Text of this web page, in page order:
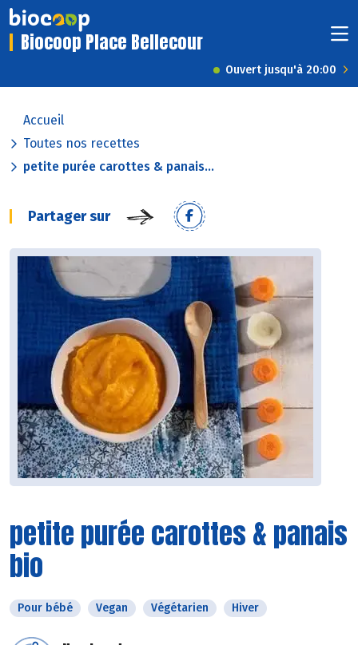
Biocoop Place Bellecour
Ouvert jusqu'à 20:00
Accueil
Toutes nos recettes
petite purée carottes & panais...
Partager sur
petite purée carottes & panais
bio
Pour bébé Vegan Végétarien Hiver